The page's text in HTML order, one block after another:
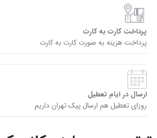
پرداخت کارت به کارت
پرداخت هزینه به صورت کارت به کارت
ارسال در ایام تعطیل
روزای تعطیل هم ارسال پیک تهران داریم